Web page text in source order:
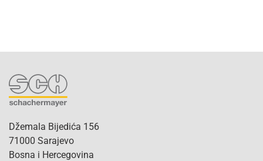
Džemala Bijedića 156
71000 Sarajevo
Bosna i Hercegovina